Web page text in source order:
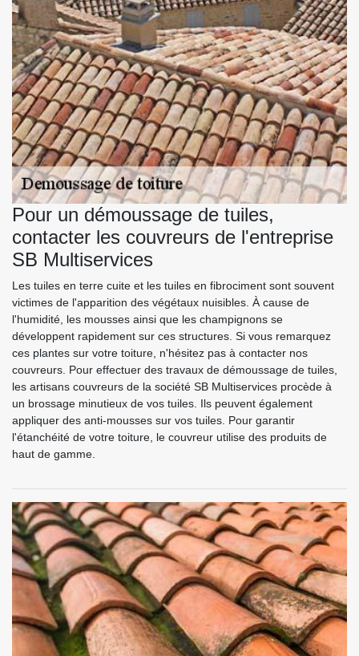
Pour un démoussage de tuiles,
contacter les couvreurs de l'entreprise
SB Multiservices
Les tuiles en terre cuite et les tuiles en fibrociment sont souvent
victimes de l'apparition des végétaux nuisibles. À cause de
l'humidité, les mousses ainsi que les champignons se
développent rapidement sur ces structures. Si vous remarquez
ces plantes sur votre toiture, n'hésitez pas à contacter nos
couvreurs. Pour effectuer des travaux de démoussage de tuiles,
les artisans couvreurs de la société SB Multiservices procède à
un brossage minutieux de vos tuiles. Ils peuvent également
appliquer des anti-mousses sur vos tuiles. Pour garantir
l'étanchéité de votre toiture, le couvreur utilise des produits de
haut de gamme.